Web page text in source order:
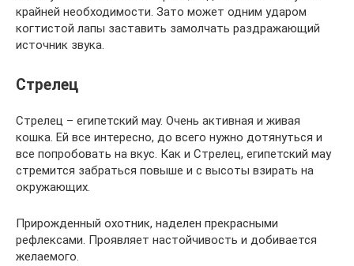
крайней необходимости. Зато может одним ударом
когтистой лапы заставить замолчать раздражающий
источник звука.
Стрелец
Стрелец – египетский мау. Очень активная и живая
кошка. Ей все интересно, до всего нужно дотянуться и
все попробовать на вкус. Как и Стрелец, египетский мау
стремится забраться повыше и с высоты взирать на
окружающих.
Прирожденный охотник, наделен прекрасными
рефлексами. Проявляет настойчивость и добивается
желаемого.